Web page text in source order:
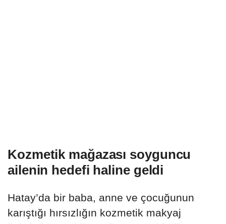
Kozmetik mağazası soyguncu
ailenin hedefi haline geldi
Hatay’da bir baba, anne ve çocuğunun
karıştığı hırsızlığın kozmetik makyaj